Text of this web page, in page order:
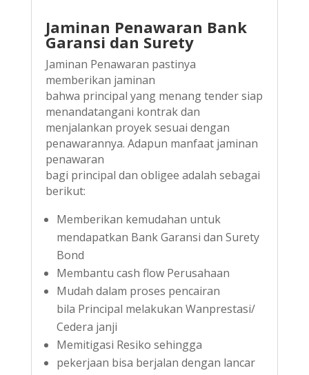
Jaminan Penawaran Bank
Garansi dan Surety
Jaminan Penawaran pastinya
memberikan jaminan
bahwa principal yang menang tender siap
menandatangani kontrak dan
menjalankan proyek sesuai dengan
penawarannya. Adapun manfaat jaminan
penawaran
bagi principal dan obligee adalah sebagai
berikut:
Memberikan kemudahan untuk
mendapatkan Bank Garansi dan Surety
Bond
Membantu cash flow Perusahaan
Mudah dalam proses pencairan
bila Principal melakukan Wanprestasi/
Cedera janji
Memitigasi Resiko sehingga
pekerjaan bisa berjalan dengan lancar